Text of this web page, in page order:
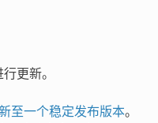
更新。
至一个稳定发布版本。